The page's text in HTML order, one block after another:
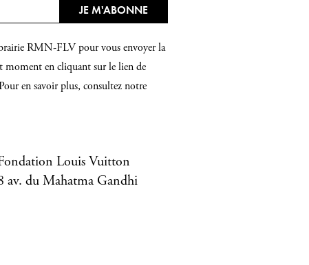
RMN-FLV pour vous envoyer la
moment en cliquant sur le lien de
en savoir plus, consultez notre
Louis Vuitton
av. du Mahatma Gandhi